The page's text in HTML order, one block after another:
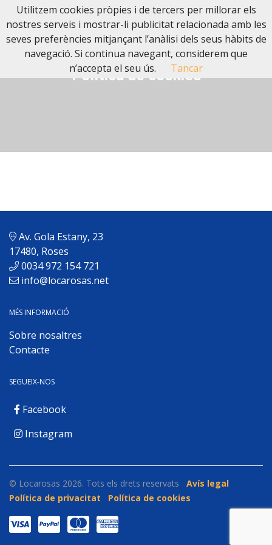
Política de cookies
Av. Gola Estany, 23
17480, Roses
0034 972 154 721
info@locarosas.net
MÉS INFORMACIÓ
Sobre nosaltres
Contacte
SEGUEIX-NOS
Facebook
Instagram
© Locarosas 2026. Tots els drets reservats
Avís legal
Política de privacitat
Política de cookies
Utilitzem cookies pròpies i de tercers per millorar els
nostres serveis i mostrar-li publicitat relacionada amb les
seves preferències mitjançant l’anàlisi dels seus hàbits de
navegació. Si continua navegant, considerem que
n’accepta el seu ús.
Tancar